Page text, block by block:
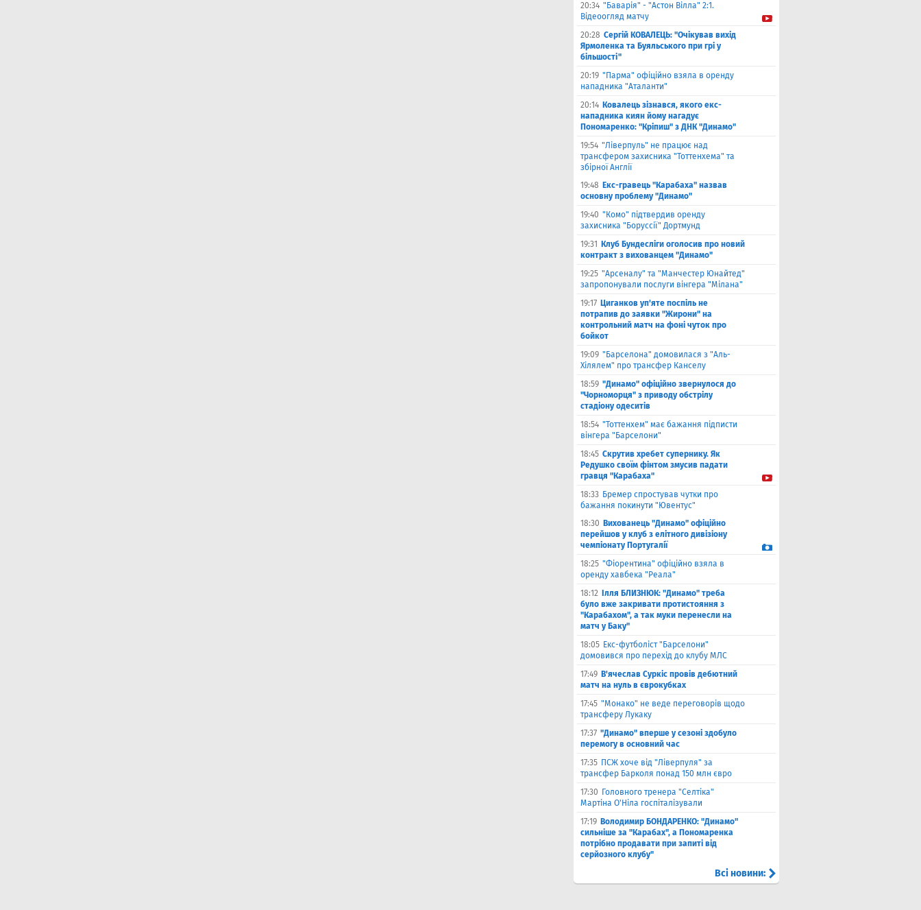
20:34 "Баварія" - "Астон Вілла" 2:1.
Відеоогляд матчу
20:28 Сергій КОВАЛЕЦЬ: "Очікував вихід
Ярмоленка та Буяльського при грі у
більшості"
20:19 "Парма" офіційно взяла в оренду
нападника "Аталанти"
20:14 Ковалець зізнався, якого екс-
нападника киян йому нагадує
Пономаренко: "Кріпиш" з ДНК "Динамо"
19:54 "Ліверпуль" не працює над
трансфером захисника "Тоттенхема" та
збірної Англії
19:48 Екс-гравець "Карабаха" назвав
основну проблему "Динамо"
19:40 "Комо" підтвердив оренду
захисника "Боруссії" Дортмунд
19:31
Клуб Бундесліги оголосив про новий
контракт з вихованцем "Динамо"
19:25 "Арсеналу" та "Манчестер Юнайтед"
запропонували послуги вінгера "Мілана"
19:17 Циганков уп'яте поспіль не
потрапив до заявки "Жирони" на
контрольний матч на фоні чуток про
бойкот
19:09 "Барселона" домовилася з "Аль-
Хілялем" про трансфер Канселу
18:59 "Динамо" офіційно звернулося до
"Чорноморця" з приводу обстрілу
стадіону одеситів
18:54 "Тоттенхем" має бажання підписти
вінгера "Барселони"
18:45 Скрутив хребет супернику. Як
Редушко своїм фінтом змусив падати
гравця "Карабаха"
18:33 Бремер спростував чутки про
бажання покинути "Ювентус"
18:30 Вихованець "Динамо" офіційно
перейшов у клуб з елітного дивізіону
чемпіонату Португалії
18:25 "Фіорентина" офіційно взяла в
оренду хавбека "Реала"
18:12
Ілля БЛИЗНЮК: "Динамо" треба
було вже закривати протистояння з
"Карабахом", а так муки перенесли на
матч у Баку"
18:05 Екс-футболіст "Барселони"
домовився про перехід до клубу МЛС
17:49 В'ячеслав Суркіс провів дебютний
матч на нуль в єврокубках
17:45 "Монако" не веде переговорів щодо
трансферу Лукаку
17:37 "Динамо" вперше у сезоні здобуло
перемогу в основний час
17:35 ПСЖ хоче від "Ліверпуля" за
трансфер Барколя понад 150 млн євро
17:30 Головного тренера "Селтіка"
Мартіна О'Ніла госпіталізували
17:19 Володимир БОНДАРЕНКО: "Динамо"
сильніше за "Карабах", а Пономаренка
потрібно продавати при запиті від
серйозного клубу"
Всі новини: